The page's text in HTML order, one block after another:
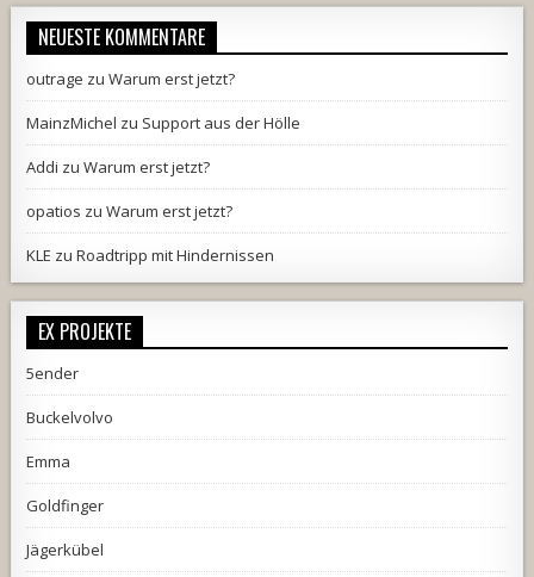
NEUESTE KOMMENTARE
outrage zuWarum erst jetzt?
MainzMichel zu Support aus der Hölle
Addi zuWarum erst jetzt?
opatios zuWarum erst jetzt?
KLE zuRoadtripp mit Hindernissen
EX PROJEKTE
5ender
Buckelvolvo
Emma
Goldfinger
Jägerkübel